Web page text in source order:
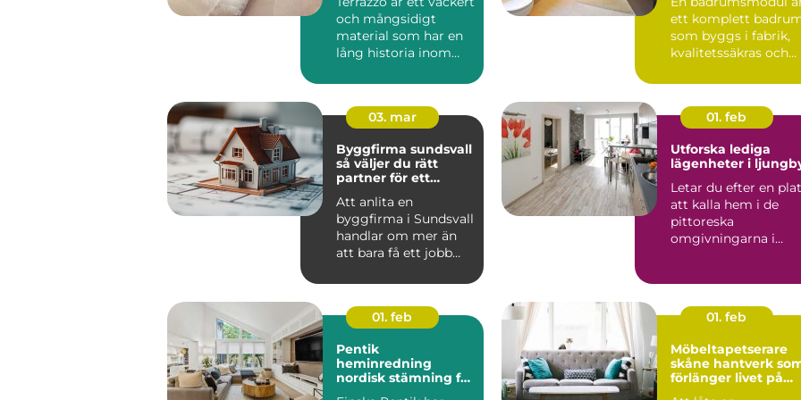
och mångsidigt
material som har en
lång historia inom
ett komplett
som byggs i fabrik,
kvalitetssäkras och
03. mar
Byggfirma sundsvall
så väljer du rätt
partner för ett
Att anlita en
byggfirma i Sundsvall
handlar om mer än
att bara få ett jobb
om tr...
01. feb
Utforska lediga
lägenheter i
Letar du efter en
att kalla hem i de
pittoreska
omgivningarna i
01. feb
Pentik
heminredning
nordisk stämning för
01. feb
Möbeltapetserare
skåne hantverk som
förlänger livet på